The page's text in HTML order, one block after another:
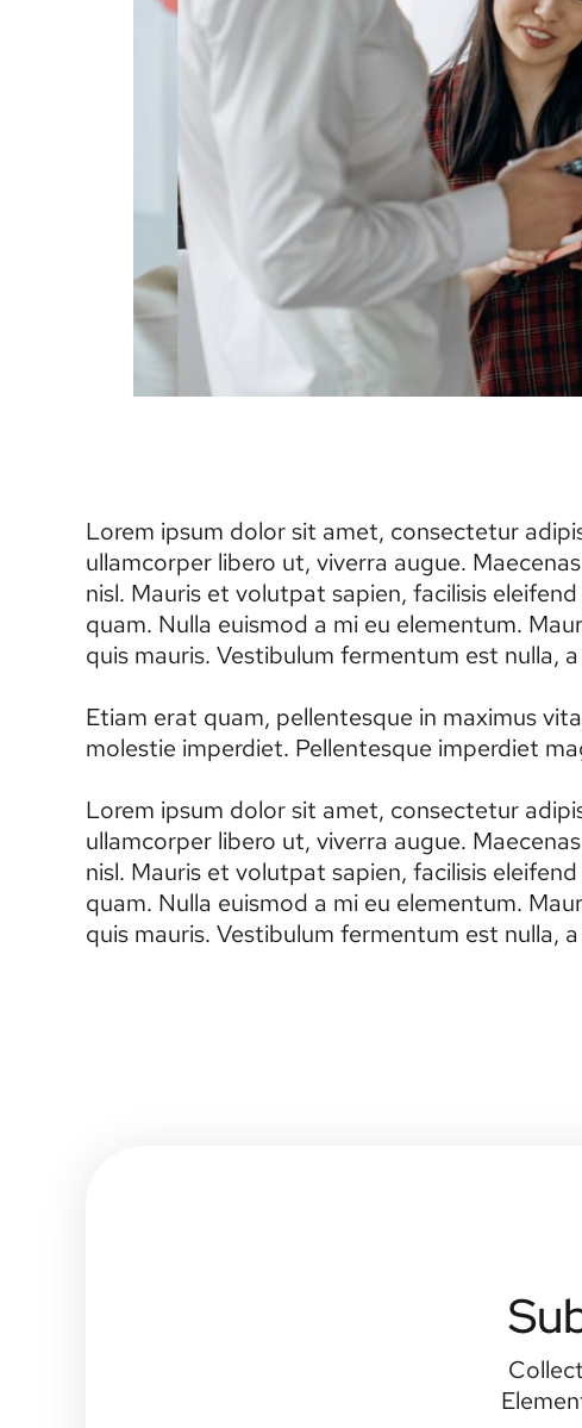
Lorem ipsum dolor sit amet, consectetur
ullamcorper libero ut, viverra augue.
nisl. Mauris et volutpat sapien, facilisis
quam. Nulla euismod a mi eu elementum.
quis mauris. Vestibulum fermentum est nulla,
Etiam erat quam, pellentesque in maximus
molestie imperdiet. Pellentesque imperdiet
Lorem ipsum dolor sit amet, consectetur
ullamcorper libero ut, viverra augue.
nisl. Mauris et volutpat sapien, facilisis
quam. Nulla euismod a mi eu elementum.
quis mauris. Vestibulum fermentum est nulla,